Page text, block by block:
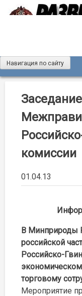
Журнал «Разведка и
Мы рады вас
и охрана недр»
Навигация по сайту
Заседание
комиссии
01.04.13
В Минприроды
российской
Российско-
торговому
Мероприятие